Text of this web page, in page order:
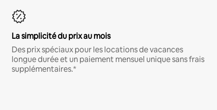
La simplicité du prix au mois
Des prix spéciaux pour les locations de vacances
longue durée et un paiement mensuel unique sans frais
supplémentaires.*